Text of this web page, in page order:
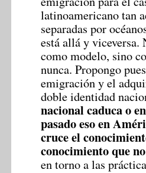
latinoamericano tan
separadas por
está allá y
como modelo, sino
nunca. Propongo
emigración y el
doble identidad
nacional caduca o
pasado eso en
cruce el
conocimiento que
en torno a las